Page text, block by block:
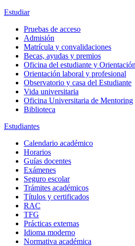
Estudiar
Pruebas de acceso
Admisión
Matrícula y convalidaciones
Becas, ayudas y premios
Oficina del estudiante y
Orientación laboral y profesional
Observatorio y casa del Estudiante
Vida universitaria
Oficina Universitaria de Mentoring
Biblioteca
Estudiantes
Calendario académico
Horarios
Guías docentes
Exámenes
Seguro escolar
Trámites académicos
Títulos y certificados
RAC
TFG
Prácticas externas
Idioma moderno
Normativa académica